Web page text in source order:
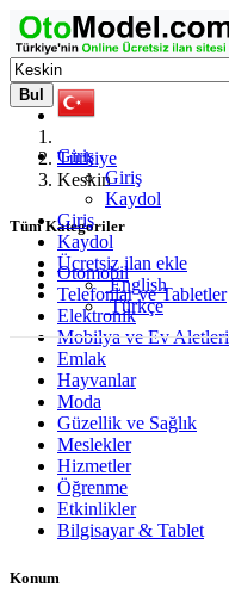
Giriş
Giriş
Kaydol
Giriş
Kaydol
Ücretsiz ilan ekle
English
Türkçe
Bul
Türkiye
Keskin
Tüm Kategoriler
Otomobil
Telefonlar ve Tabletler
Elektronik
Mobilya ve Ev Aletleri
Emlak
Hayvanlar
Moda
Güzellik ve Sağlık
Meslekler
Hizmetler
Öğrenme
Etkinlikler
Bilgisayar & Tablet
Konum